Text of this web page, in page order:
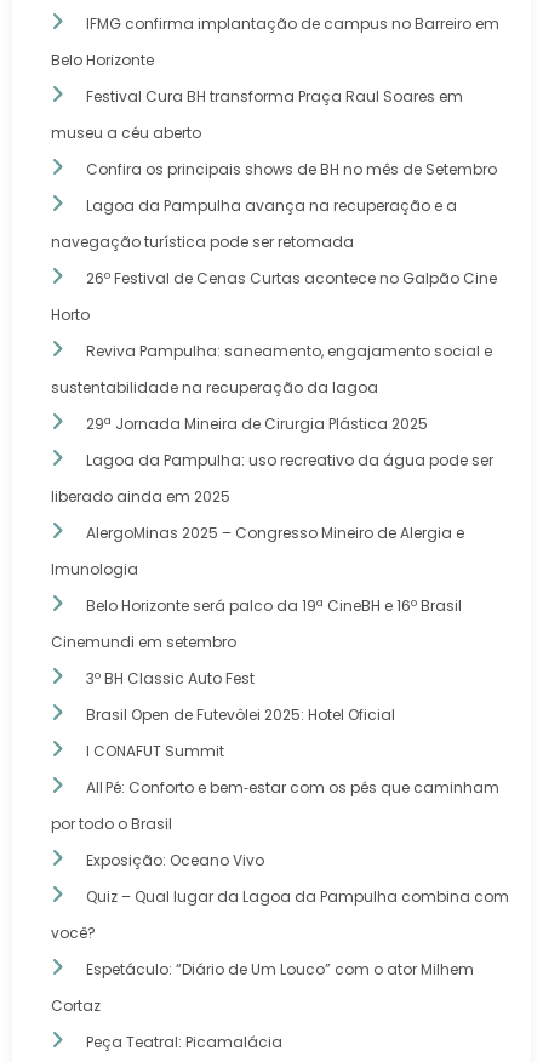
IFMG confirma implantação de campus no Barreiro em
Belo Horizonte
Festival Cura BH transforma Praça Raul Soares em
museu a céu aberto
Confira os principais shows de BH no mês de Setembro
Lagoa da Pampulha avança na recuperação e a
navegação turística pode ser retomada
26º Festival de Cenas Curtas acontece no Galpão Cine
Horto
Reviva Pampulha: saneamento, engajamento social e
sustentabilidade na recuperação da lagoa
29ª Jornada Mineira de Cirurgia Plástica 2025
Lagoa da Pampulha: uso recreativo da água pode ser
liberado ainda em 2025
AlergoMinas 2025 – Congresso Mineiro de Alergia e
Imunologia
Belo Horizonte será palco da 19ª CineBH e 16º Brasil
Cinemundi em setembro
3º BH Classic Auto Fest
Brasil Open de Futevôlei 2025: Hotel Oficial
I CONAFUT Summit
All Pé: Conforto e bem‑estar com os pés que caminham
por todo o Brasil
Exposição: Oceano Vivo
Quiz – Qual lugar da Lagoa da Pampulha combina com
você?
Espetáculo: “Diário de Um Louco” com o ator Milhem
Cortaz
Peça Teatral: Picamalácia